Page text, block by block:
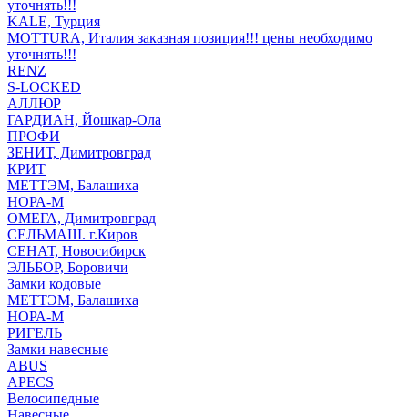
уточнять!!!
KALE, Турция
MOTTURA, Италия заказная позиция!!! цены необходимо
уточнять!!!
RENZ
S-LOCKED
АЛЛЮР
ГАРДИАН, Йошкар-Ола
ПРОФИ
ЗЕНИТ, Димитровград
КРИТ
МЕТТЭМ, Балашиха
НОРА-М
ОМЕГА, Димитровград
СЕЛЬМАШ. г.Киров
СЕНАТ, Новосибирск
ЭЛЬБОР, Боровичи
Замки кодовые
МЕТТЭМ, Балашиха
НОРА-М
РИГЕЛЬ
Замки навесные
ABUS
APECS
Велосипедные